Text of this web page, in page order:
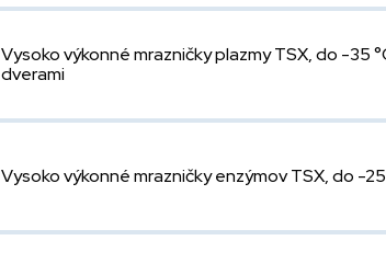
Vysoko výkonné mrazničky plazmy TSX, do -35
dverami
Vysoko výkonné mrazničky enzýmov TSX, do -